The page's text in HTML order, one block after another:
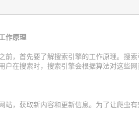
作原理
前，首先要了解搜索引擎的工作原理。搜
户在搜索时，搜索引擎会根据算法对这些网
站，获取新内容和更新信息。为了让爬虫